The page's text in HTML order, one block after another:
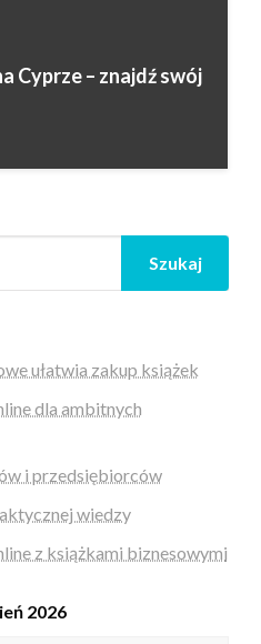
Cyprze – znajdź swój
Szukaj
ułatwia zakup książek
dla ambitnych
i przedsiębiorców
wiedzy
z książkami biznesowymi
2026